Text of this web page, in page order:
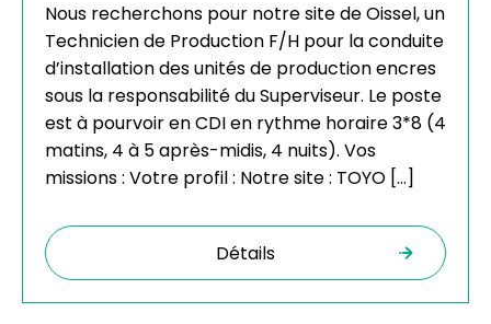
Nous recherchons pour notre site de Oissel, un
Technicien de Production F/H pour la conduite
d’installation des unités de production encres
sous la responsabilité du Superviseur. Le poste
est à pourvoir en CDI en rythme horaire 3*8 (4
matins, 4 à 5 après-midis, 4 nuits). Vos
missions : Votre profil : Notre site : TOYO […]
Détails